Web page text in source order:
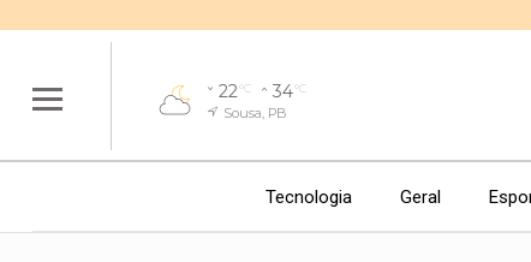
22°C 34°C
Sousa, PB
Tecnologia Geral